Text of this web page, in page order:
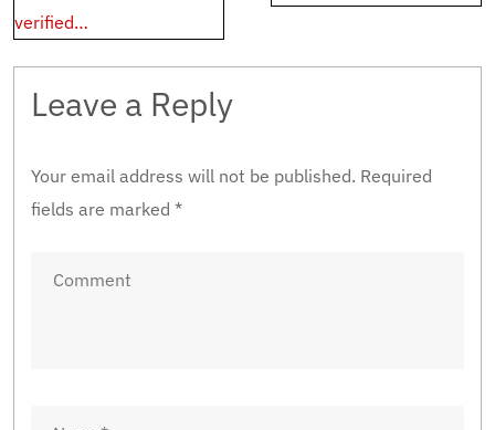
verified…
Leave a Reply
Your email address will not be published. Required
fields are marked *